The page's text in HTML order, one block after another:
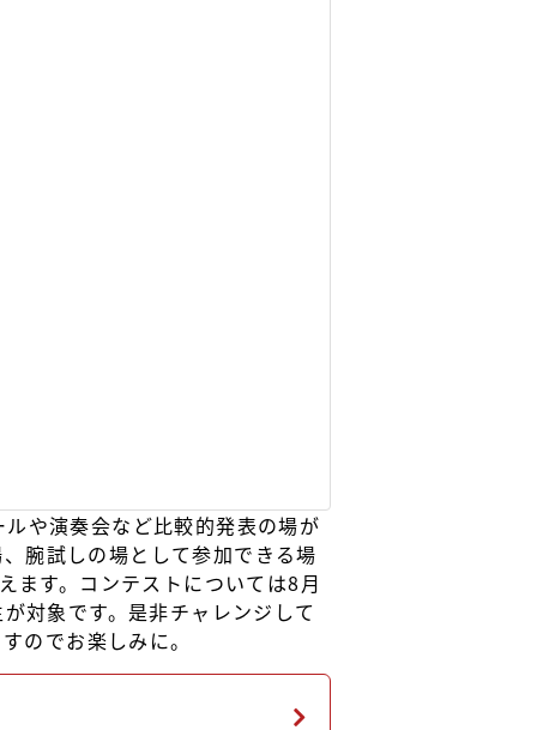
や演奏会など比較的発表の場が
腕試しの場として参加できる場
ます。コンテストについては8月
対象です。是非チャレンジして
のでお楽しみに。